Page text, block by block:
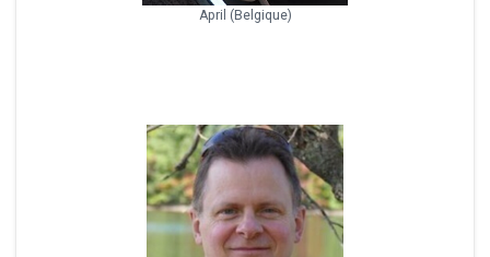
April (Belgique)